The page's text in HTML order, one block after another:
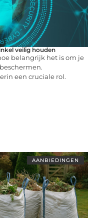
veilig houden
belangrijk het is om je
een cruciale rol.
AANBIEDINGEN